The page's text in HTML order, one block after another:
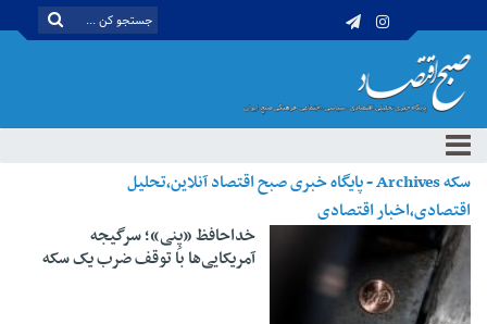
سکه Archives - پایگاه خبری صبح اقتصاد آنلاین،تحلیل
اقتصادی،اخبار اقتصادی
خداحافظ «پِنی»؛ سرگیجه
آمریکایی‌ها با توقف ضرب یک سکه